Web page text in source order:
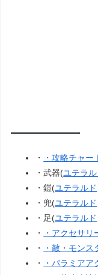
・ ・攻略チャー
・武器(ユテラル
・鎧(ユテラルド
・兜(ユテラルド
・足(ユテラルド
・
・アクセサリ
・
・敵・モンス
・
・パラミア